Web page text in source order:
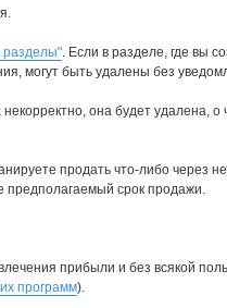
разделы". Если в разделе, где вы
могут быть удалены без
она будет удалена, о
продать что-либо через
предполагаемый срок продажи.
прибыли и без всякой
программ).